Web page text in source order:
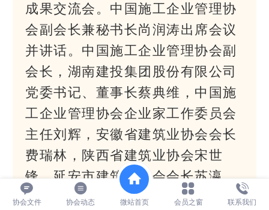
成果交流会。中国施工企业管理协
会副会长兼秘书长尚润涛出席会议
并讲话。中国施工企业管理协会副
会长，湖南建投集团股份有限公司
党委书记、董事长蔡典维，中国施
工企业管理协会企业家工作委员会
主任刘辉，安徽省建筑业协会会长
费瑞林，陕西省建筑业协会宋世
锋，延安市建筑业协会会长苏瀛，
中国建筑、中国交建、中国中铁、
协会文件 协会动态 微站首页 会员之窗 联系我们